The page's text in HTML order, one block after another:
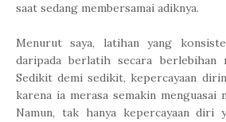
saat sedang membersamai adiknya.
Menurut saya, latihan yang
daripada berlatih secara berlebihan
Sedikit demi sedikit, kepercayaan
karena ia merasa semakin menguasai
Namun, tak hanya kepercayaan diri